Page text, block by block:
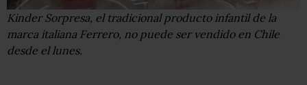
Kinder Sorpresa, el tradicional producto infantil de la
marca italiana Ferrero, no puede ser vendido en Chile
desde el lunes.